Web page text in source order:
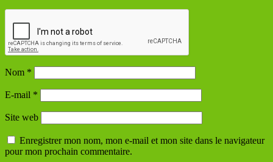
Nom *
E-mail *
Site web
Enregistrer mon nom, mon e-mail et mon site dans le navigateur
pour mon prochain commentaire.